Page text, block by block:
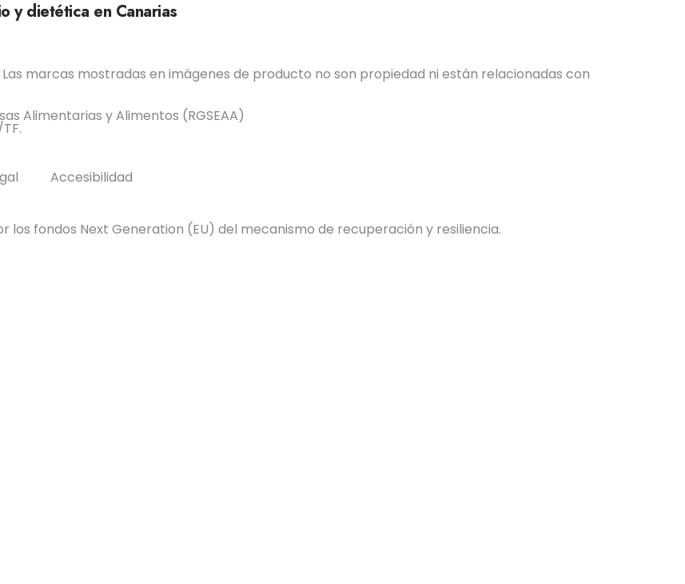
y dietética en Canarias
marcas mostradas en imágenes de producto no son propiedad ni están relacionadas con
Alimentarias y Alimentos (RGSEAA)
Accesibilidad
los fondos Next Generation (EU) del mecanismo de recuperación y resiliencia.